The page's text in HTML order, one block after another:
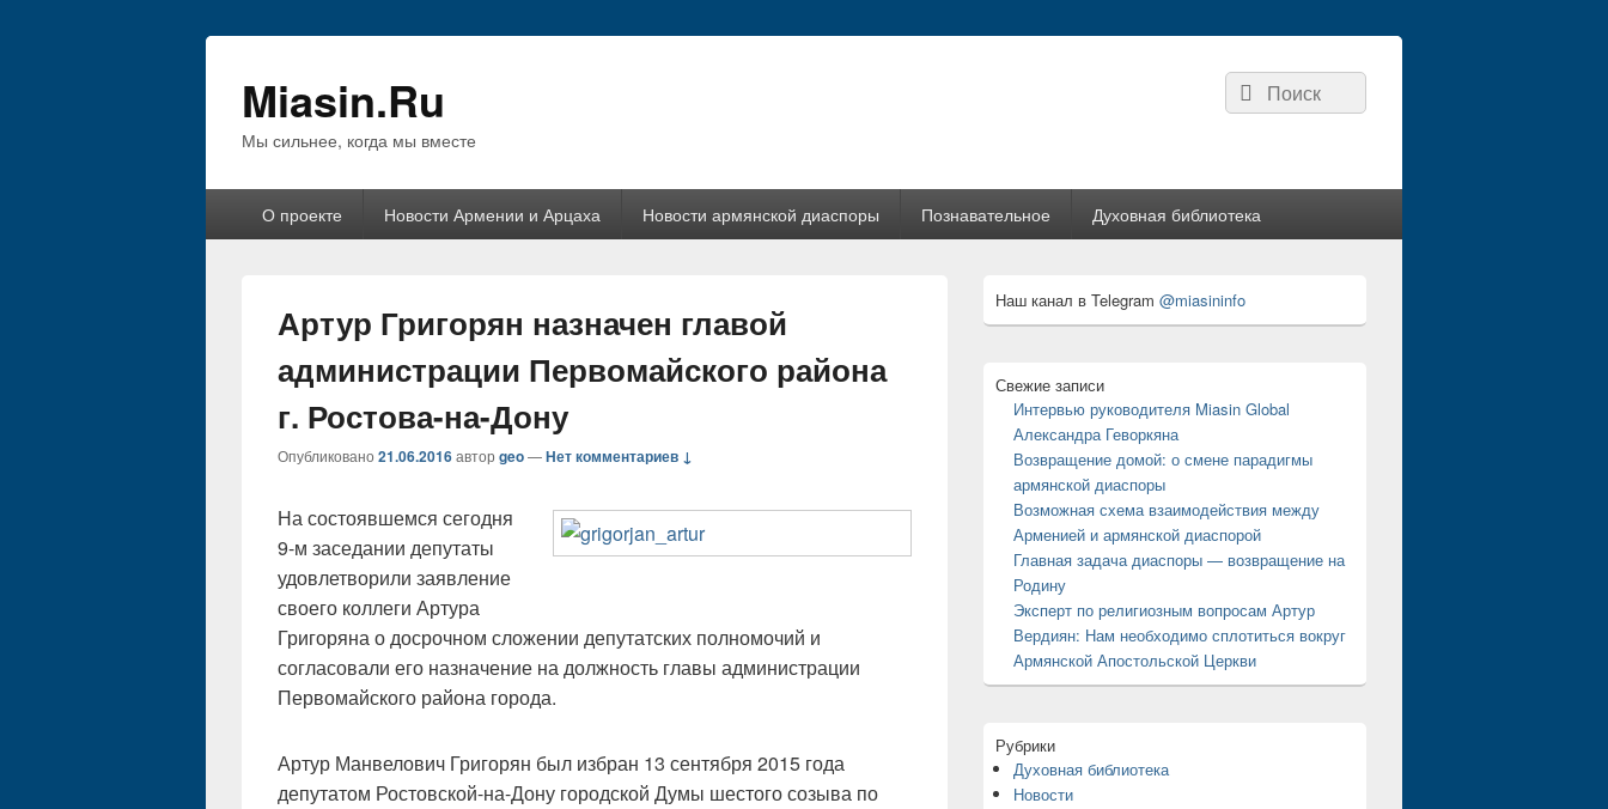
Miasin.Ru
Мы сильнее, когда мы вместе
Найти:Поиск
О проекте Новости Армении и Арцаха Новости армянской диаспоры Познавательное Духовная библиотека
Артур Григорян назначен главой
администрации Первомайского района
г. Ростова-на-Дону
Опубликовано 21.06.2016автор geo—Нет комментариев ↓
На состоявшемся сегодня
9-м заседании депутаты
удовлетворили заявление
своего коллеги Артура
Григоряна о досрочном сложении депутатских полномочий и
согласовали его назначение на должность главы администрации
Первомайского района города.
Артур Манвелович Григорян был избран 13 сентября 2015 года
депутатом Ростовской-на-Дону городской Думы шестого созыва по
основной
боковой
Наш канал в Telegram @miasininfo
Свежие записи
Интервью руководителя Miasin Global
Александра Геворкяна
Возвращение домой: о смене парадигмы
армянской диаспоры
Возможная схема взаимодействия между
Арменией и армянской диаспорой
Главная задача диаспоры — возвращение на
Родину
Эксперт по религиозным вопросам Артур
Вердиян: Нам необходимо сплотиться вокруг
Армянской Апостольской Церкви
Рубрики
Духовная библиотека
Новости